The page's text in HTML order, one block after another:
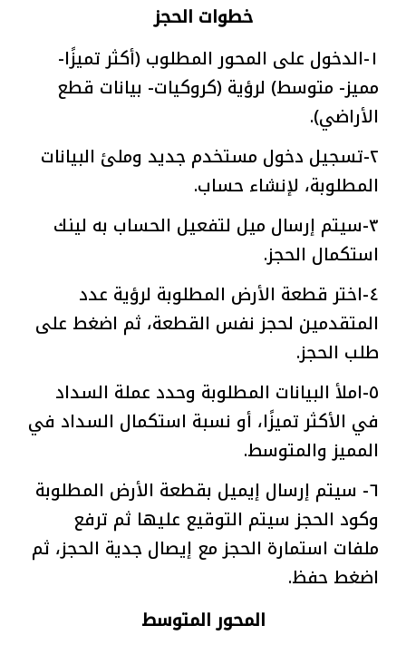
خطوات الحجز
١-الدخول على المحور المطلوب (أكثر تميزًا-
مميز- متوسط) لرؤية (كروكيات- بيانات قطع
الأراضي).
٢-تسجيل دخول مستخدم جديد وملئ البيانات
المطلوبة، لإنشاء حساب.
٣-سيتم إرسال ميل لتفعيل الحساب به لينك
استكمال الحجز.
٤-اختر قطعة الأرض المطلوبة لرؤية عدد
المتقدمين لحجز نفس القطعة، ثم اضغط على
طلب الحجز.
٥-املأ البيانات المطلوبة وحدد عملة السداد
في الأكثر تميزًا، أو نسبة استكمال السداد في
المميز والمتوسط.
٦- سيتم إرسال إيميل بقطعة الأرض المطلوبة
وكود الحجز سيتم التوقيع عليها ثم ترفع
ملفات استمارة الحجز مع إيصال جدية الحجز، ثم
اضغط حفظ.
المحور المتوسط